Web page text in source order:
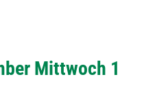
Mittwoch 1